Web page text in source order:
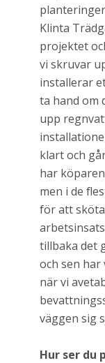
Klinta
projektet
vi skruvar
installerar
ta hand om
upp
klart och
har
men i de
för att
tillbaka det
och sen har
när vi
väggen sig
Hur ser du